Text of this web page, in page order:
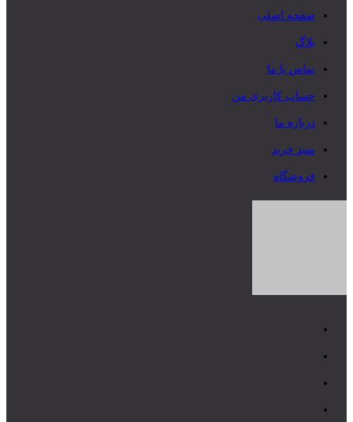
صفحه اصلی
بلاگ
تماس با ما
حساب کاربری من
درباره ما
سبد خرید
فروشگاه